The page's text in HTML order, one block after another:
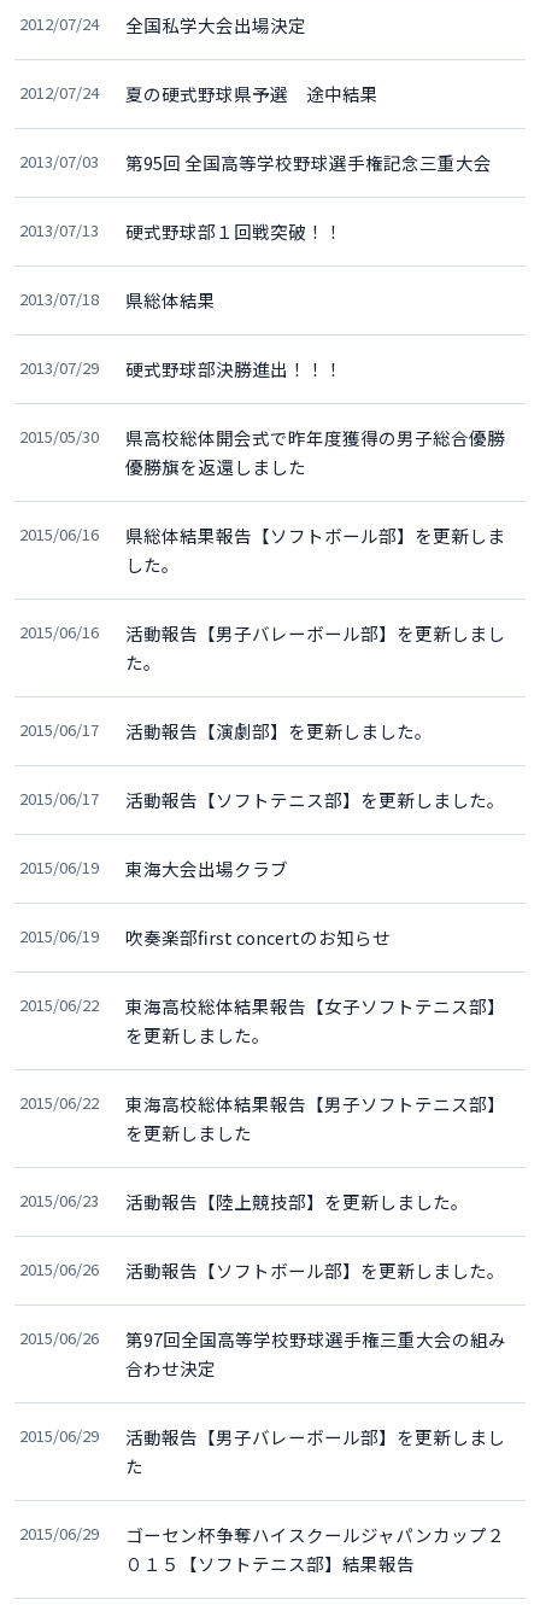
2012/07/24 全国私学大会出場決定
2012/07/24 夏の硬式野球県予選 途中結果
2013/07/03 第95回 全国高等学校野球選手権記念三重大会
2013/07/13 硬式野球部１回戦突破！！
2013/07/18 県総体結果
2013/07/29 硬式野球部決勝進出！！！
2015/05/30
県高校総体開会式で昨年度獲得の男子総合優勝
優勝旗を返還しました
2015/06/16
県総体結果報告【ソフトボール部】を更新しま
した。
2015/06/16
活動報告【男子バレーボール部】を更新しまし
た。
2015/06/17 活動報告【演劇部】を更新しました。
2015/06/17 活動報告【ソフトテニス部】を更新しました。
2015/06/19 東海大会出場クラブ
2015/06/19 吹奏楽部first concertのお知らせ
2015/06/22
東海高校総体結果報告【女子ソフトテニス部】
を更新しました。
2015/06/22
東海高校総体結果報告【男子ソフトテニス部】
を更新しました
2015/06/23 活動報告【陸上競技部】を更新しました。
2015/06/26 活動報告【ソフトボール部】を更新しました。
2015/06/26
第97回全国高等学校野球選手権三重大会の組み
合わせ決定
2015/06/29
活動報告【男子バレーボール部】を更新しまし
た
2015/06/29
ゴーセン杯争奪ハイスクールジャパンカップ２
０１５【ソフトテニス部】結果報告